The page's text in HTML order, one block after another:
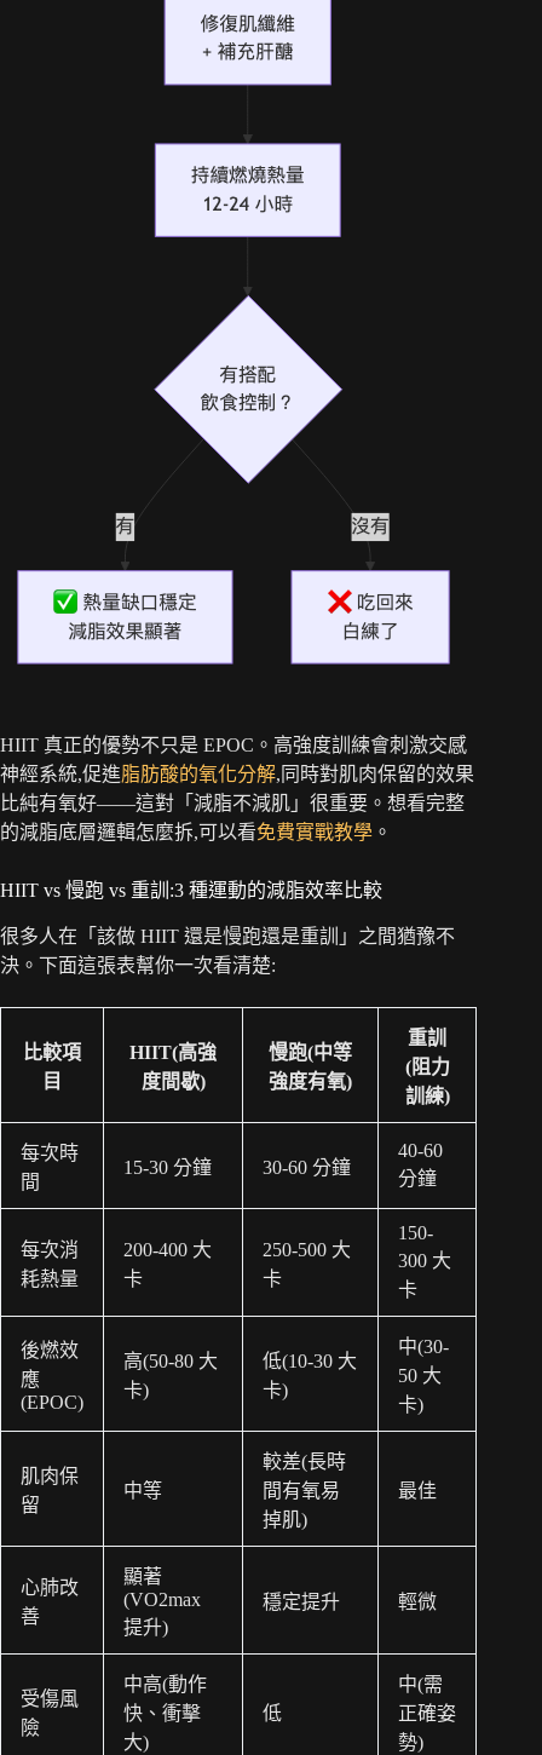
HIIT 真正的優勢不只是 EPOC。高強度訓練會刺激交感
神經系統,促進脂肪酸的氧化分解,同時對肌肉保留的效果
比純有氧好——這對「減脂不減肌」很重要。想看完整
的減脂底層邏輯怎麼拆,可以看免費實戰教學 。
HIIT vs 慢跑 vs 重訓:3 種運動的減脂效率比較
很多人在「該做 HIIT 還是慢跑還是重訓」之間猶豫不
決。下面這張表幫你一次看清楚:
比較項
目
HIIT(高強
度間歇)
慢跑(中等
強度有氧)
重訓
(阻力
訓練)
每次時
間
15-30 分鐘 30-60 分鐘
40-60
分鐘
每次消
耗熱量
200-400 大
卡
250-500 大
卡
150-
300 大
卡
後燃效
應
(EPOC)
高(50-80 大
卡)
低(10-30 大
卡)
中(30-
50 大
卡)
肌肉保
留
中等
較差(長時
間有氧易
掉肌)
最佳
心肺改
善
顯著
(VO2max
提升)
穩定提升 輕微
受傷風
險
中高(動作
快、衝擊
大)
低
中(需
正確姿
勢)